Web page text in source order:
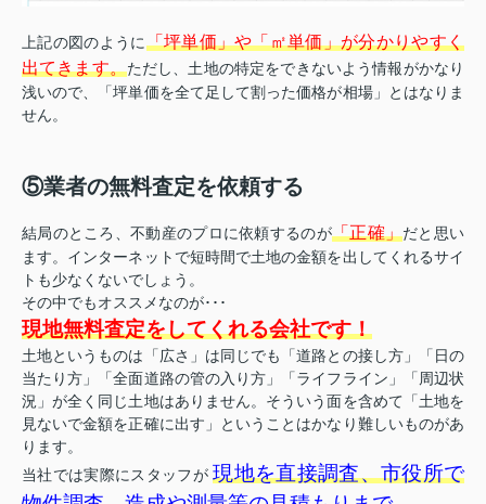
上記の図のように「坪単価」や「㎡単価」が分かりやすく
出てきます。ただし、土地の特定をできないよう情報がかなり
浅いので、「坪単価を全て足して割った価格が相場」とはなりま
せん。
⑤業者の無料査定を依頼する
結局のところ、不動産のプロに依頼するのが「正確」だと思い
ます。インターネットで短時間で土地の金額を出してくれるサイ
トも少なくないでしょう。
その中でもオススメなのが･･･
現地無料査定をしてくれる会社です！
土地というものは「広さ」は同じでも「道路との接し方」「日の
当たり方」「全面道路の管の入り方」「ライフライン」「周辺状
況」が全く同じ土地はありません。そういう面を含めて「土地を
見ないで金額を正確に出す」ということはかなり難しいものがあ
ります。
当社では実際にスタッフが現地を直接調査、市役所で